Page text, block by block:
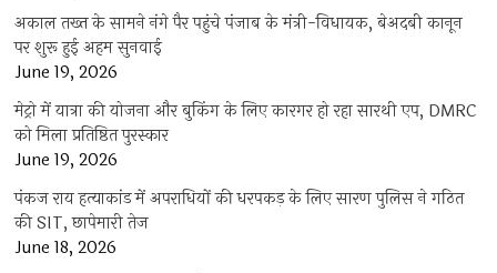
अकाल तख्त के सामने नंगे पैर पहुंचे पंजाब के मंत्री-विधायक, बेअदबी कानून
पर शुरू हुई अहम सुनवाई
June 19, 2026
मेट्रो में यात्रा की योजना और बुकिंग के लिए कारगर हो रहा सारथी एप, DMRC
को मिला प्रतिष्ठित पुरस्कार
June 19, 2026
पंकज राय हत्याकांड में अपराधियों की धरपकड़ के लिए सारण पुलिस ने गठित
की SIT, छापेमारी तेज
June 18, 2026